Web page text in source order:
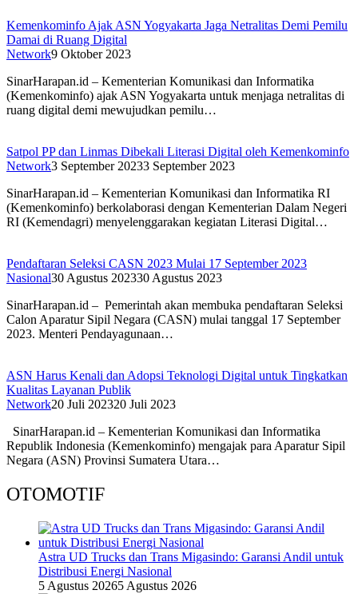
Kemenkominfo Ajak ASN Yogyakarta Jaga Netralitas Demi Pemilu
Damai di Ruang Digital
Network9 Oktober 2023
SinarHarapan.id – Kementerian Komunikasi dan Informatika
(Kemenkominfo) ajak ASN Yogyakarta untuk menjaga netralitas di
ruang digital demi mewujudkan pemilu…
Satpol PP dan Linmas Dibekali Literasi Digital oleh Kemenkominfo
Network3 September 20233 September 2023
SinarHarapan.id – Kementerian Komunikasi dan Informatika RI
(Kemenkominfo) berkolaborasi dengan Kementerian Dalam Negeri
RI (Kemendagri) menyelenggarakan kegiatan Literasi Digital…
Pendaftaran Seleksi CASN 2023 Mulai 17 September 2023
Nasional30 Agustus 202330 Agustus 2023
SinarHarapan.id – Pemerintah akan membuka pendaftaran Seleksi
Calon Aparatur Sipil Negara (CASN) mulai tanggal 17 September
2023. Menteri Pendayagunaan…
ASN Harus Kenali dan Adopsi Teknologi Digital untuk Tingkatkan
Kualitas Layanan Publik
Network20 Juli 202320 Juli 2023
SinarHarapan.id – Kementerian Komunikasi dan Informatika
Republik Indonesia (Kemenkominfo) mengajak para Aparatur Sipil
Negara (ASN) Provinsi Sumatera Utara…
OTOMOTIF
Astra UD Trucks dan Trans Migasindo: Garansi Andil untuk
Distribusi Energi Nasional
5 Agustus 20265 Agustus 2026